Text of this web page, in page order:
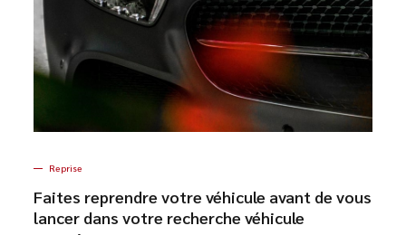
Reprise
Faites reprendre votre véhicule avant de vous
lancer dans votre recherche véhicule